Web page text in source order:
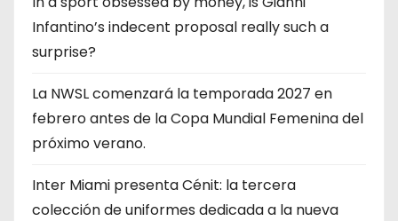
Infantino’s indecent proposal really such a
surprise?
La NWSL comenzará la temporada 2027 en
febrero antes de la Copa Mundial Femenina del
próximo verano.
Inter Miami presenta Cénit: la tercera
colección de uniformes dedicada a la nueva